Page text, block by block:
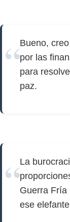
Bueno,
por las
para
paz.
La
Guerra Fría
ese